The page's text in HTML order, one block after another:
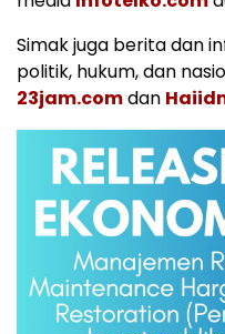
Simak juga berita dan
politik, hukum, dan
23jam.comdan